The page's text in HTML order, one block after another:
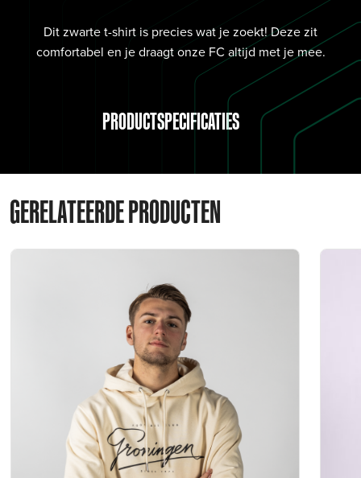
Dit zwarte t-shirt is precies wat je zoekt! Deze zit
comfortabel en je draagt onze FC altijd met je mee.
PRODUCTSPECIFICATIES
GERELATEERDE PRODUCTEN